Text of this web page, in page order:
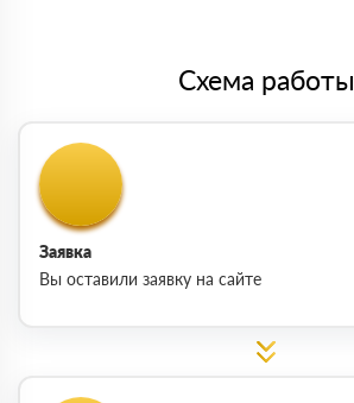
Схема работы
Заявка
Вы оставили заявку на сайте